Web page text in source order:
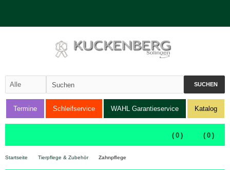
SUCHEN
Termine Schleifservice WAHL Garantieservice Katalog
( 0 )
( 0 )
Startseite Tierpflege & Zubehör Zahnpflege